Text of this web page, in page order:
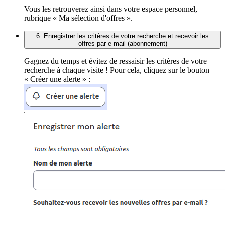
Vous les retrouverez ainsi dans votre espace personnel,
rubrique « Ma sélection d'offres ».
6. Enregistrer les critères de votre recherche et recevoir les
offres par e-mail (abonnement)
Gagnez du temps et évitez de ressaisir les critères de votre
recherche à chaque visite ! Pour cela, cliquez sur le bouton
« Créer une alerte » :